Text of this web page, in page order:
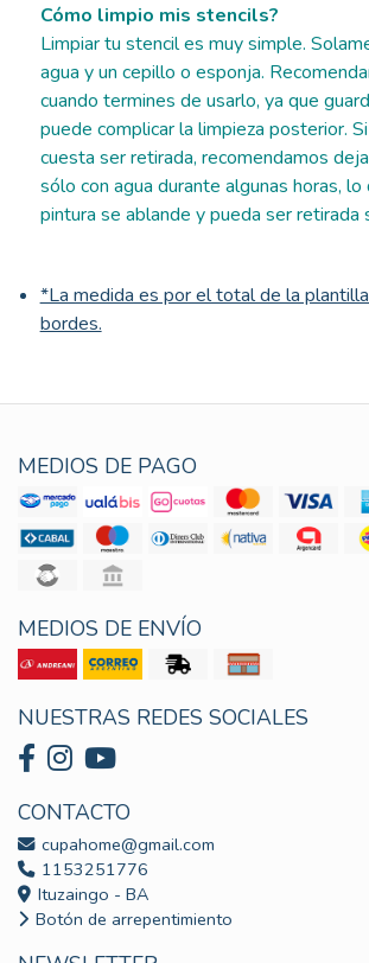
Cómo limpio mis stencils?
Limpiar tu stencil es muy simple.
agua y un cepillo o esponja.
cuando termines de usarlo, ya que
puede complicar la limpieza posterior.
cuesta ser retirada, recomendamos
sólo con agua durante algunas horas, lo
pintura se ablande y pueda ser retirada
*La medida es por el total de la
bordes.
MEDIOS DE PAGO
MEDIOS DE ENVÍO
NUESTRAS REDES SOCIALES
CONTACTO
cupahome@gmail.com
1153251776
Ituzaingo - BA
Botón de arrepentimiento